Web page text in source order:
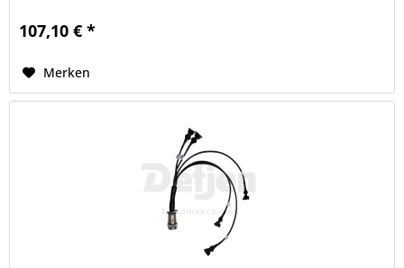
107,10 € *
Merken